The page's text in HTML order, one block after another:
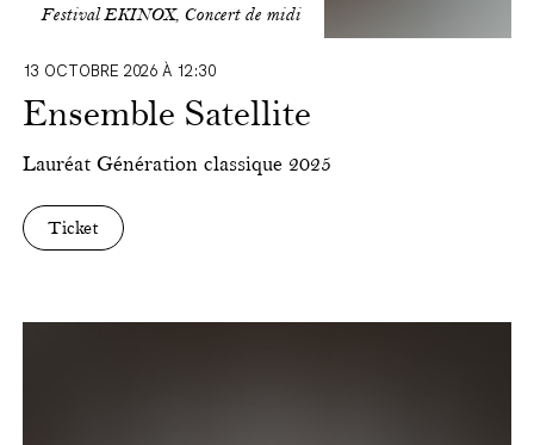
Festival EKINOX, Concert de midi
13 OCTOBRE 2026 À 12:30
Ensemble Satellite
Lauréat Génération classique 2025
Ticket